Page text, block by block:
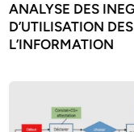
ANALYSE DES
D’UTILISATION
L’INFORMATION